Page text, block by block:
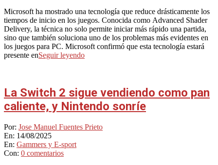
Microsoft ha mostrado una tecnología que reduce drásticamente los
tiempos de inicio en los juegos. Conocida como Advanced Shader
Delivery, la técnica no solo permite iniciar más rápido una partida,
sino que también soluciona uno de los problemas más evidentes en
los juegos para PC. Microsoft confirmó que esta tecnología estará
presente enSeguir leyendo
La Switch 2 sigue vendiendo como pan
caliente, y Nintendo sonríe
2025-
08-
14
Por: Jose Manuel Fuentes Prieto
En: 14/08/2025
En: Gammers y E-sport
Con: 0 comentarios